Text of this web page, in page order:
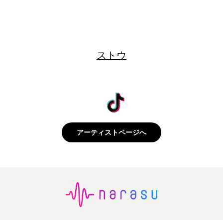
ストウ
アーティストページへ